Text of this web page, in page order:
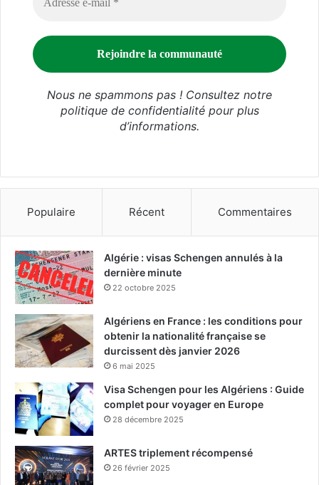
Nous ne spammons pas ! Consultez notre
politique de confidentialitépour plus
d’informations.
Populaire Récent Commentaires
Algérie : visas Schengen annulés à la
dernière minute
22 octobre 2025
Algériens en France : les conditions pour
obtenir la nationalité française se
durcissent dès janvier 2026
6 mai 2025
Visa Schengen pour les Algériens : Guide
complet pour voyager en Europe
28 décembre 2025
ARTES triplement récompensé
26 février 2025